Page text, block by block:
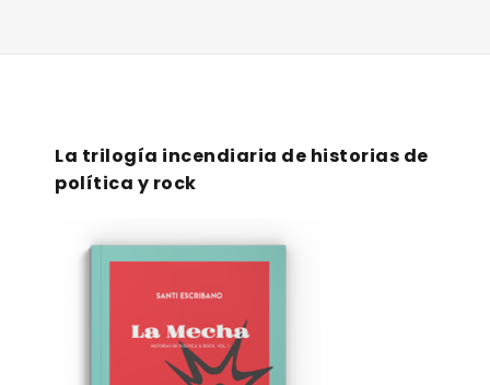
La trilogía incendiaria de historias de
política y rock